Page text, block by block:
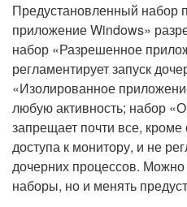
Предустановленный набор
приложение Windows»
набор «Разрешенное
регламентирует запуск
«Изолированное
любую активность; набор
запрещает почти все,
доступа к монитору, и не
дочерних процессов. Можно
наборы, но и менять